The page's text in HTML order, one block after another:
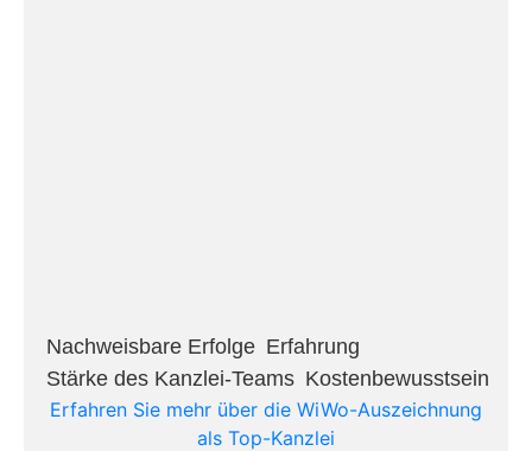
Nachweisbare Erfolge​ Erfahrung​
Stärke des Kanzlei-Teams​ Kostenbewusstsein​
Erfahren Sie mehr über die WiWo-Auszeichnung
als Top-Kanzlei